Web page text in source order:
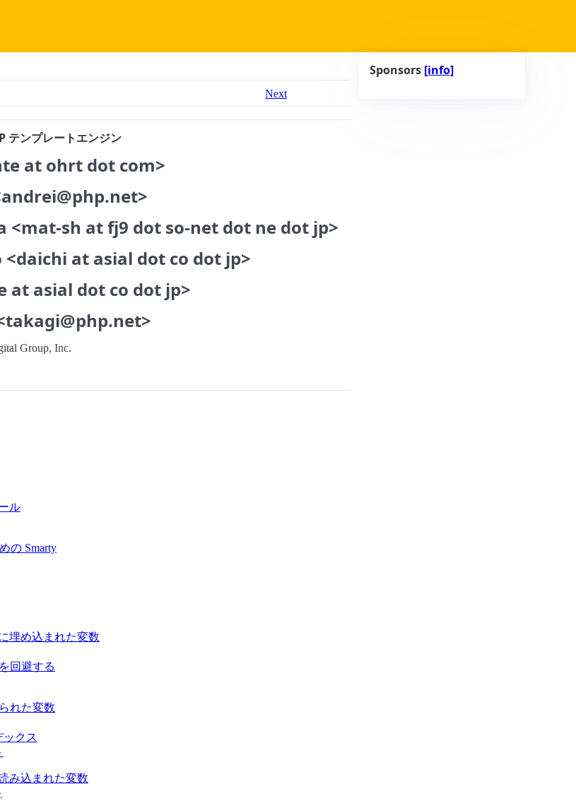
Next
テンプレートエンジン
at ohrt dot com>
<mat-sh at fj9 dot so-net dot ne dot jp>
at asial dot co dot jp>
at asial dot co dot jp>
Group, Inc.
ル
の Smarty
埋め込まれた変数
回避する
れた変数
ックス
み込まれた変数
Sponsors [info]